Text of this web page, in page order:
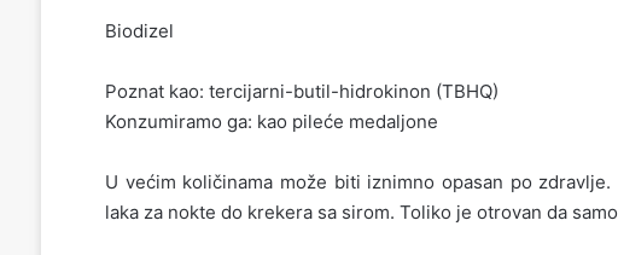
Biodizel
Poznat kao: tercijarni-butil-hidrokinon (TBHQ)
Konzumiramo ga: kao pileće medaljone
U većim količinama može biti iznimno opasan po
laka za nokte do krekera sa sirom. Toliko je otrovan da